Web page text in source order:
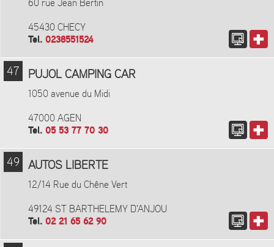
60 rue Jean Bertin
45430 CHECY
Tel. 0238551524
47 PUJOL CAMPING CAR
1050 avenue du Midi
47000 AGEN
Tel. 05 53 77 70 30
49 AUTOS LIBERTE
12/14 Rue du Chêne Vert
49124 ST BARTHELEMY D'ANJOU
Tel. 02 21 65 62 90